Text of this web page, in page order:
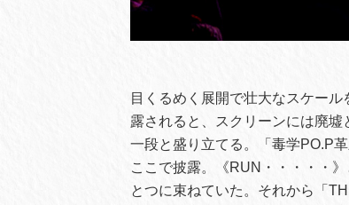
目くるめく展開で壮大なスケー
露されると、スクリーンには廃
一段と盛り立てる。「毒学PO.P
ここで披露。《RUN・・・・・
とつに束ねていた。それから「